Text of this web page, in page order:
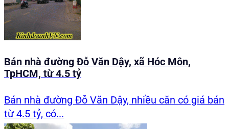
Bán nhà đường Đỗ Văn Dậy, xã Hóc Môn,
TpHCM, từ 4.5 tỷ
Bán nhà đường Đỗ Văn Dậy, nhiều căn có giá bán
từ 4.5 tỷ, có...